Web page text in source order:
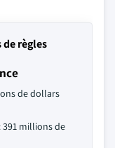
règles
de dollars
391 millions de